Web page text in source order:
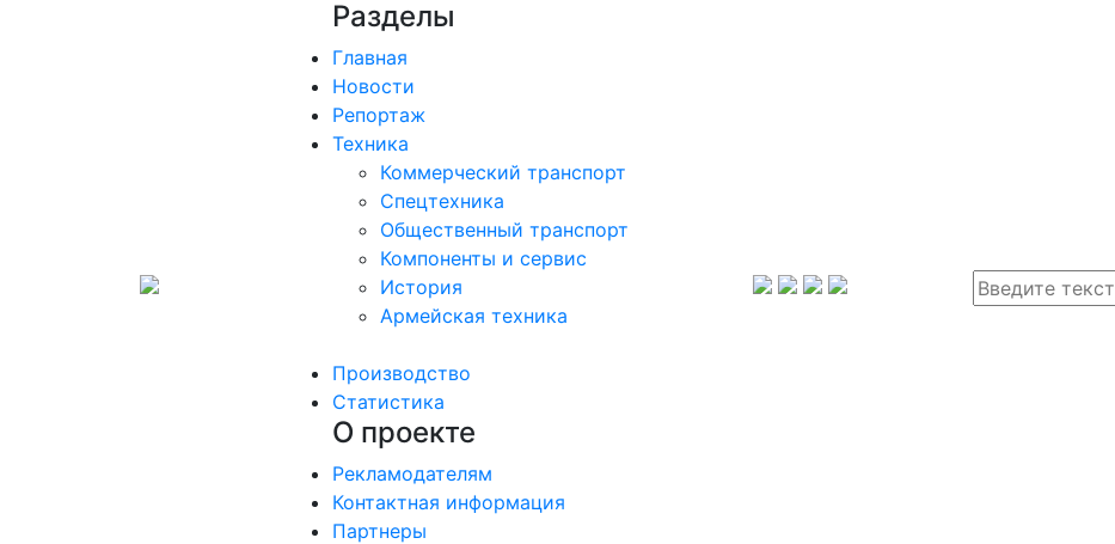
Разделы
Главная
Новости
Репортаж
Техника
Коммерческий транспорт
Спецтехника
Общественный транспорт
Компоненты и сервис
История
Армейская техника
Производство
Статистика
О проекте
Рекламодателям
Контактная информация
Партнеры